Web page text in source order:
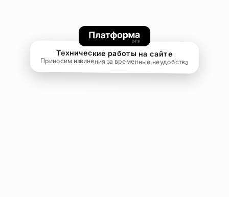
Технические работы на сайте
Приносим извинения за временные неудобства